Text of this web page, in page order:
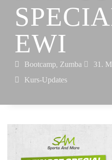
EWI
Bootcamp, Zumba
31.
Kurs-Updates